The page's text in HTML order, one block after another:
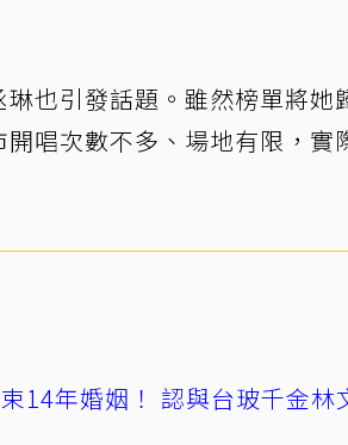
也引發話題。雖然榜單將
唱次數不多、場地有限，
14年婚姻！ 認與台玻千金林